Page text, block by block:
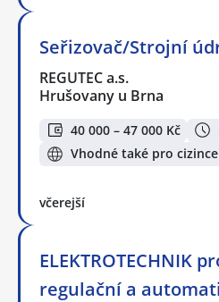
Seřizovač/Strojní
REGUTEC a.s.
Hrušovany u Brna
40 000 – 47 000 Kč
Vhodné také pro cizince
včerejší
ELEKTROTECHNIK
regulační a